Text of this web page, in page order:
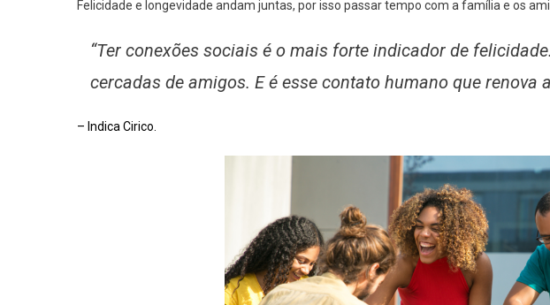
Felicidade e longevidade andam juntas, por isso passar tempo com a família e os
“Ter conexões sociais é o mais forte indicador de
cercadas de amigos. E é esse contato humano que renova
– Indica Cirico.